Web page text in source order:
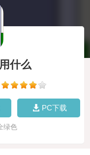
什么
PC下载
绿色